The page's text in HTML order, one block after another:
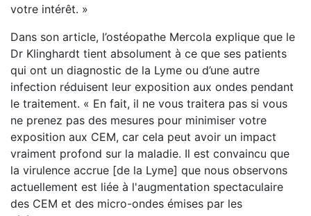
votre intérêt. »
Dans son article, l’ostéopathe Mercola explique que le
Dr Klinghardt tient absolument à ce que ses patients
qui ont un diagnostic de la Lyme ou d’une autre
infection réduisent leur exposition aux ondes pendant
le traitement. « En fait, il ne vous traitera pas si vous
ne prenez pas des mesures pour minimiser votre
exposition aux CEM, car cela peut avoir un impact
vraiment profond sur la maladie. Il est convaincu que
la virulence accrue [de la Lyme] que nous observons
actuellement est liée à l'augmentation spectaculaire
des CEM et des micro-ondes émises par les